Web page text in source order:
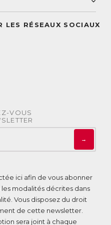
LES RÉSEAUX SOCIAUX
VOUS
→
ici afin de vous abonner
les modalités décrites dans
. Vous disposez du droit
de cette newsletter.
sera joint à chaque